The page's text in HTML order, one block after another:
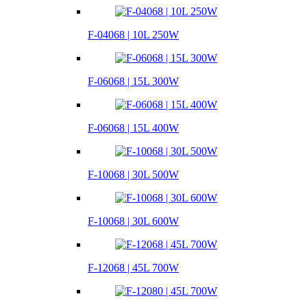
F-04068 | 10L 250W
F-06068 | 15L 300W
F-06068 | 15L 400W
F-10068 | 30L 500W
F-10068 | 30L 600W
F-12068 | 45L 700W